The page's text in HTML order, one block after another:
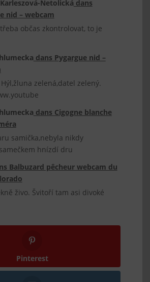
Netolická dans
nid – webcam
občas zkontrolovat, to je
dans Pygargue nid –
zelená,datel zelený.
dans Cigogne blanche
samička,nebyla nikdy
hnízdí dru
Balbuzard pêcheur webcam du
živo. Švitoří tam asi divoké
Pinterest